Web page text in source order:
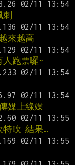
來越高
跑票囉~
媒上綠媒
特吹 結果…